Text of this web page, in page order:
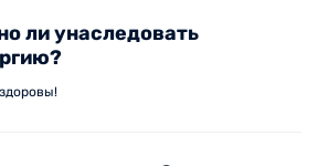
ли унаследовать